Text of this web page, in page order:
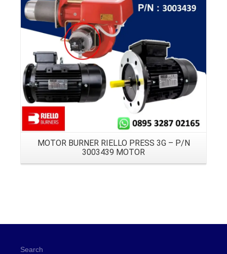
Details
MOTOR BURNER RIELLO PRESS 3G – P/N
3003439 MOTOR
Search